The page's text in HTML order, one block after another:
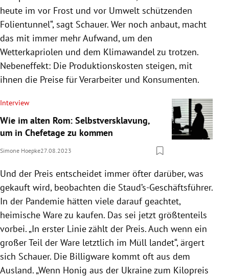
heute im vor Frost und vor Umwelt schützenden
Folientunnel“, sagt Schauer. Wer noch anbaut, macht
das mit immer mehr Aufwand, um den
Wetterkapriolen und dem Klimawandel zu trotzen.
Nebeneffekt: Die Produktionskosten steigen, mit
ihnen die Preise für Verarbeiter und Konsumenten.
Interview
Wie im alten Rom: Selbstversklavung,
um in Chefetage zu kommen
Simone Hoepke27.08.2023
Und der Preis entscheidet immer öfter darüber, was
gekauft wird, beobachten die Staud’s-Geschäftsführer.
In der Pandemie hätten viele darauf geachtet,
heimische Ware zu kaufen. Das sei jetzt größtenteils
vorbei. „In erster Linie zählt der Preis. Auch wenn ein
großer Teil der Ware letztlich im Müll landet“, ärgert
sich Schauer. Die Billigware kommt oft aus dem
Ausland. „Wenn Honig aus der Ukraine zum Kilopreis